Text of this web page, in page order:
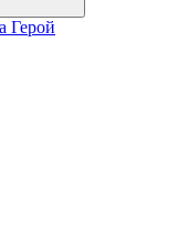
Герой